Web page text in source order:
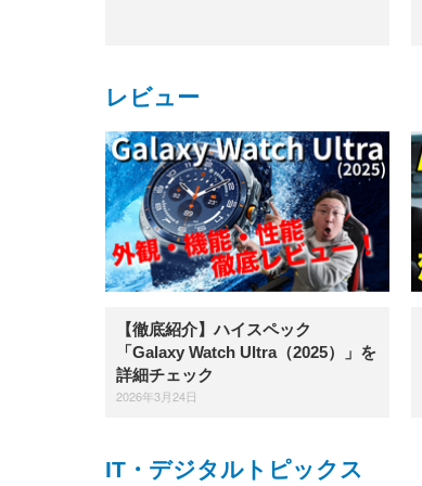
レビュー
【徹底紹介】ハイスペック
「Galaxy Watch Ultra（2025）」を
詳細チェック
2026年3月24日
IT・デジタルトピックス